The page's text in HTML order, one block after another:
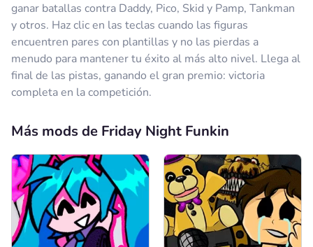
ganar batallas contra Daddy, Pico, Skid y Pamp, Tankman
y otros. Haz clic en las teclas cuando las figuras
encuentren pares con plantillas y no las pierdas a
menudo para mantener tu éxito al más alto nivel. Llega al
final de las pistas, ganando el gran premio: victoria
completa en la competición.
Más mods de Friday Night Funkin